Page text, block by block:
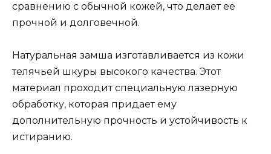
сравнению с обычной кожей, что делает ее
прочной и долговечной.
Натуральная замша изготавливается из кожи
телячьей шкуры высокого качества. Этот
материал проходит специальную лазерную
обработку, которая придает ему
дополнительную прочность и устойчивость к
истиранию.